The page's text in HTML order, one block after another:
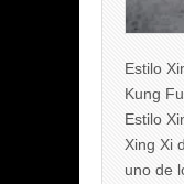
Estilo
Kung
Estilo
Xing Xi
uno de